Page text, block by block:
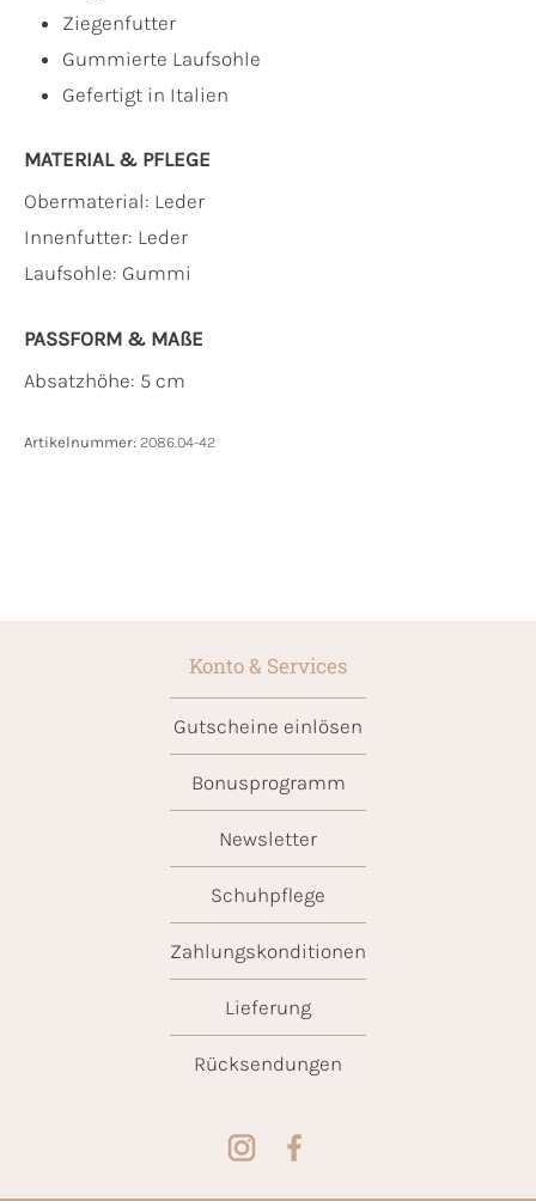
Ziegenfutter
Gummierte Laufsohle
Gefertigt in Italien
MATERIAL & PFLEGE
Obermaterial: Leder
Innenfutter: Leder
Laufsohle: Gummi
PASSFORM & MAẞE
Absatzhöhe: 5 cm
Artikelnummer: 2086.04-42
Konto & Services
Gutscheine einlösen
Bonusprogramm
Newsletter
Schuhpflege
Zahlungskonditionen
Lieferung
Rücksendungen